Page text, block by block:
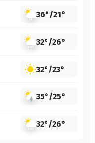
36°/21°
32°/26°
32°/23°
35°/25°
32°/26°